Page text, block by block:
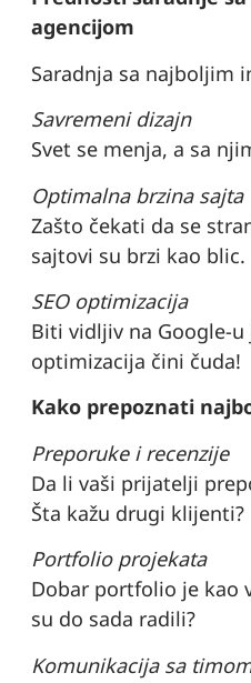
agencijom
Saradnja sa najboljim
Savremeni dizajn
Svet se menja, a sa
Optimalna brzina sajta
Zašto čekati da se
sajtovi su brzi kao blic.
SEO optimizacija
Biti vidljiv na Google-u
optimizacija čini čuda!
Kako prepoznati
Preporuke i recenzije
Da li vaši prijatelji
Šta kažu drugi klijenti?
Portfolio projekata
Dobar portfolio je kao
su do sada radili?
Komunikacija sa